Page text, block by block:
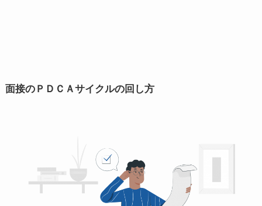
面接のＰＤＣＡサイクルの回し方